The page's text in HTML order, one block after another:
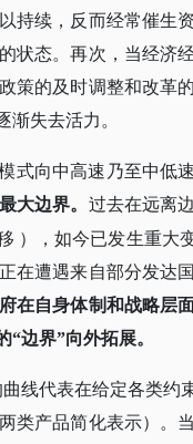
持续，反而经常催生
状态。再次，当经济
策的及时调整和改革
失去活力。
式向中高速乃至中低
大边界。 过去在远离
），如今已发生重大
在遭遇来自部分发达
在自身体制和战略层
“边界”向外拓展。
线代表在给定各类约
类产品简化表示）。